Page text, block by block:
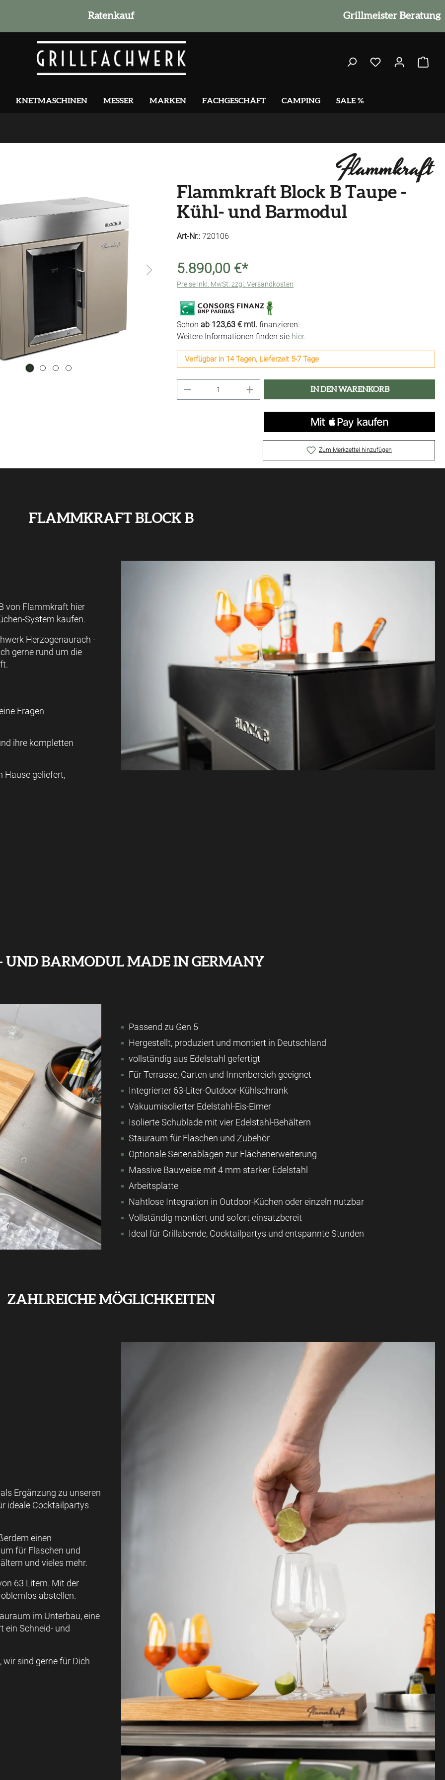
Ratenkauf Grillmeister Beratung
KNETMASCHINEN MESSER MARKEN FACHGESCHÄFT CAMPING SALE %
Flammkraft Block B Taupe -
Kühl- und Barmodul
Art-Nr.: 720106
5.890,00 €*
Preise inkl. MwSt. zzgl. Versandkosten
Schon ab 123,63 € mtl. finanzieren.
Weitere Informationen finden sie hier.
Verfügbar in 14 Tagen, Lieferzeit 5-7 Tage
Produkt Anzahl: Gib den gewünschten Wert ein
IN DEN WARENKORB
Zum Merkzettel hinzufügen
FLAMMKRAFT BLOCK B
von Flammkraft hier
System kaufen.
Herzogenaurach -
gerne rund um die
Fragen
ihre kompletten
Hause geliefert,
UND BARMODUL MADE IN GERMANY
Passend zu Gen 5
Hergestellt, produziert und montiert in Deutschland
vollständig aus Edelstahl gefertigt
Für Terrasse, Garten und Innenbereich geeignet
Integrierter 63-Liter-Outdoor-Kühlschrank
Vakuumisolierter Edelstahl-Eis-Eimer
Isolierte Schublade mit vier Edelstahl-Behältern
Stauraum für Flaschen und Zubehör
Optionale Seitenablagen zur Flächenerweiterung
Massive Bauweise mit 4 mm starker Edelstahl
Arbeitsplatte
Nahtlose Integration in Outdoor-Küchen oder einzeln nutzbar
Vollständig montiert und sofort einsatzbereit
Ideal für Grillabende, Cocktailpartys und entspannte Stunden
ZAHLREICHE MÖGLICHKEITEN
Ergänzung zu unseren
ideale Cocktailpartys
einen
für Flaschen und
und vieles mehr.
63 Litern. Mit der
abstellen.
im Unterbau, eine
ein Schneid- und
wir sind gerne für Dich